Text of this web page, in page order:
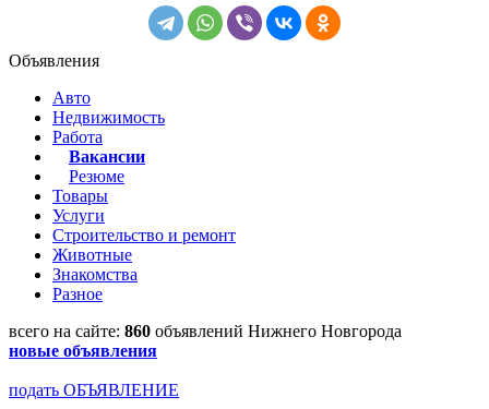
Объявления
Авто
Недвижимость
Работа
Вакансии
Резюме
Товары
Услуги
Строительство и ремонт
Животные
Знакомства
Разное
всего на сайте: 860 объявлений Нижнего Новгорода
новые объявления
подать ОБЪЯВЛЕНИЕ